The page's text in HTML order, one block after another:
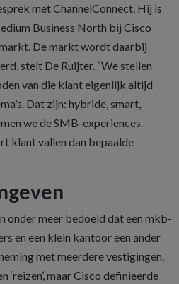
met ChannelConnect. Hij is
Business North bij Cisco
De markt wordt daarbij
stelt De Ruijter. “We stellen
van die klant eigenlijk altijd
Dat zijn: hybride, smart,
we de SMB-experiences.
klant vallen dan bepaalde
onder meer bedoeld dat een mkb-
en een klein kantoor een ander
met meerdere vestigingen.
‘reizen’, maar Cisco definieerde